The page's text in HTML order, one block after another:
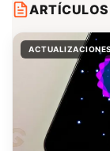
ACTUALIZACIONES